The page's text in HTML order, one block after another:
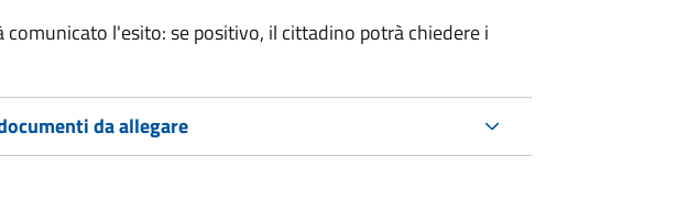
comunicato l'esito: se positivo, il cittadino potrà chiedere i
da allegare